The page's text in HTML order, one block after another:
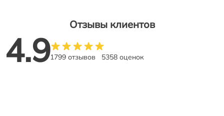
Отзывы клиентов
4.91799 отзывов 5358 оценок